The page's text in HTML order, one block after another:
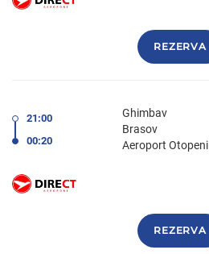
REZERVA
21:00
00:20
Ghimbav
Brasov
Aeroport Otopeni
REZERVA